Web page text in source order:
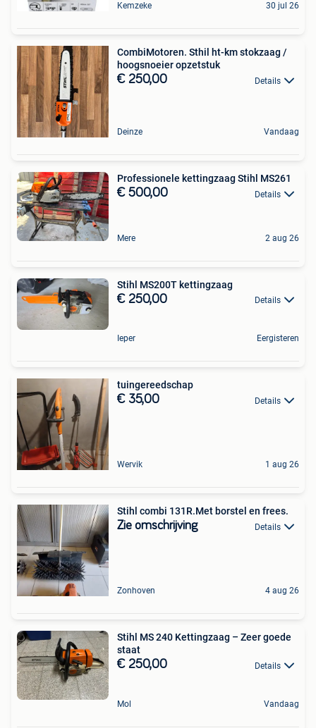
Kemzeke 30 jul 26
CombiMotoren. Sthil ht-km stokzaag /
hoogsnoeier opzetstuk
€ 250,00 Details
Deinze Vandaag
Professionele kettingzaag Stihl MS261
€ 500,00 Details
Mere 2 aug 26
Stihl MS200T kettingzaag
€ 250,00 Details
Ieper Eergisteren
tuingereedschap
€ 35,00 Details
Wervik 1 aug 26
Stihl combi 131R.Met borstel en frees.
Zie omschrijving Details
Zonhoven 4 aug 26
Stihl MS 240 Kettingzaag – Zeer goede
staat
€ 250,00 Details
Mol Vandaag